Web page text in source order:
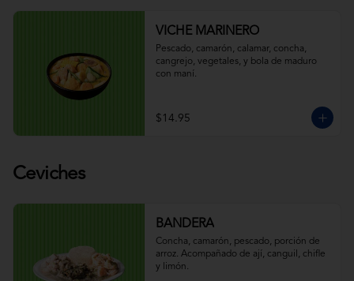
VICHE MARINERO
Pescado, camarón, calamar, concha,
cangrejo, vegetales, y bola de maduro
con maní.
$14.95
Ceviches
BANDERA
Concha, camarón, pescado, porción de
arroz. Acompañado de ají, canguil, chifle
y limón.